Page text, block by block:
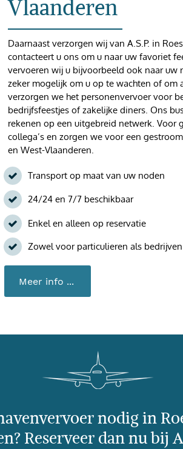
Vlaanderen
Daarnaast verzorgen wij van A.S.P. in
contacteert u ons om u naar uw favoriet
vervoeren wij u bijvoorbeeld ook naar uw
zeker mogelijk om u op te wachten of om
verzorgen we het personenvervoer voor
bedrijfsfeestjes of zakelijke diners. Ons
rekenen op een uitgebreid netwerk. Voor
collega’s en zorgen we voor een
en West-Vlaanderen.
Transport op maat van uw noden
24/24 en 7/7 beschikbaar
Enkel en alleen op reservatie
Zowel voor particulieren als bedrijven
Meer info ...
nodig in
Reserveer dan nu bij